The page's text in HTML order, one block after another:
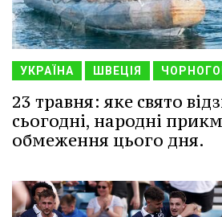
УКРАЇНА ШВЕЦІЯ
23 травня: яке свято
сьогодні, народні
обмеження цього дня.